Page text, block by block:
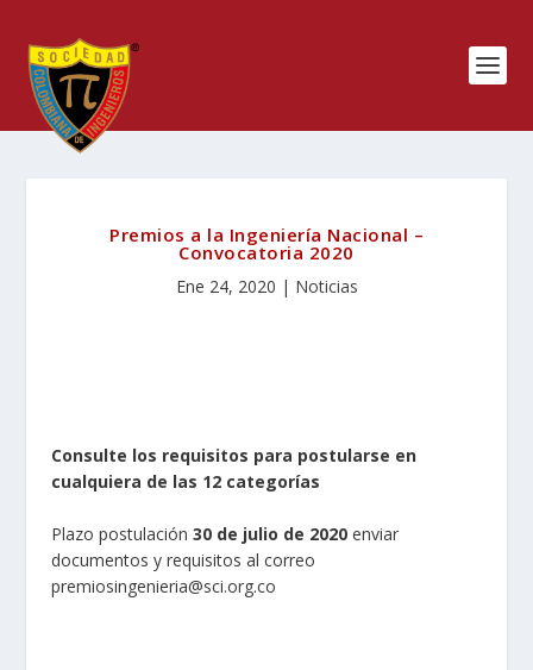
Premios a la Ingeniería Nacional –
Convocatoria 2020
Ene 24, 2020 | Noticias
Consulte los requisitos para postularse en
cualquiera de las 12 categorías
Plazo postulación 30 de julio de 2020enviar
documentos y requisitos al correo
premiosingenieria@sci.org.co